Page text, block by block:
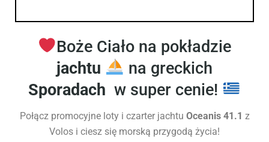
Boże Ciało na pokładzie
jachtu
na greckich
Sporadach w super cenie!
Połącz promocyjne loty i czarter jachtu Oceanis 41.1 z
Volos i ciesz się morską przygodą życia!